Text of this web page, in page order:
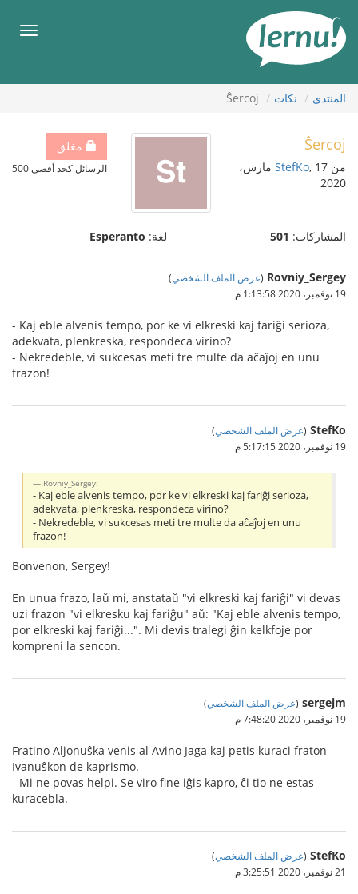
المحتويات
قائمة
المنتدى نكات Ŝercoj
مغلق
الرسائل كحد أقصى 500
Ŝercoj
من StefKo , 17 مارس،
2020
المشاركات: 501 لغة: Esperanto
Rovniy_Sergey
(عرض الملف الشخصي)
19 نوفمبر، 2020 1:13:58 م
- Kaj eble alvenis tempo, por ke vi elkreski kaj fariĝi serioza,
adekvata, plenkreska, respondeca virino?
- Nekredeble, vi sukcesas meti tre multe da aĉaĵoj en unu
frazon!
StefKo
(عرض الملف الشخصي)
19 نوفمبر، 2020 5:17:15 م
Rovniy_Sergey:
- Kaj eble alvenis tempo, por ke vi elkreski kaj fariĝi serioza,
adekvata, plenkreska, respondeca virino?
- Nekredeble, vi sukcesas meti tre multe da aĉaĵoj en unu
frazon!
Bonvenon, Sergey!
En unua frazo, laŭ mi, anstataŭ "vi elkreski kaj fariĝi" vi devas
uzi frazon "vi elkresku kaj fariĝu" aŭ: "Kaj eble alvenis tempo,
por elkreski kaj fariĝi...". Mi devis tralegi ĝin kelkfoje por
kompreni la sencon.
sergejm
(عرض الملف الشخصي)
19 نوفمبر، 2020 7:48:20 م
Fratino Aljonuŝka venis al Avino Jaga kaj petis kuraci fraton
Ivanuŝkon de kaprismo.
- Mi ne povas helpi. Se viro fine iĝis kapro, ĉi tio ne estas
kuracebla.
StefKo
(عرض الملف الشخصي)
21 نوفمبر، 2020 3:25:51 م